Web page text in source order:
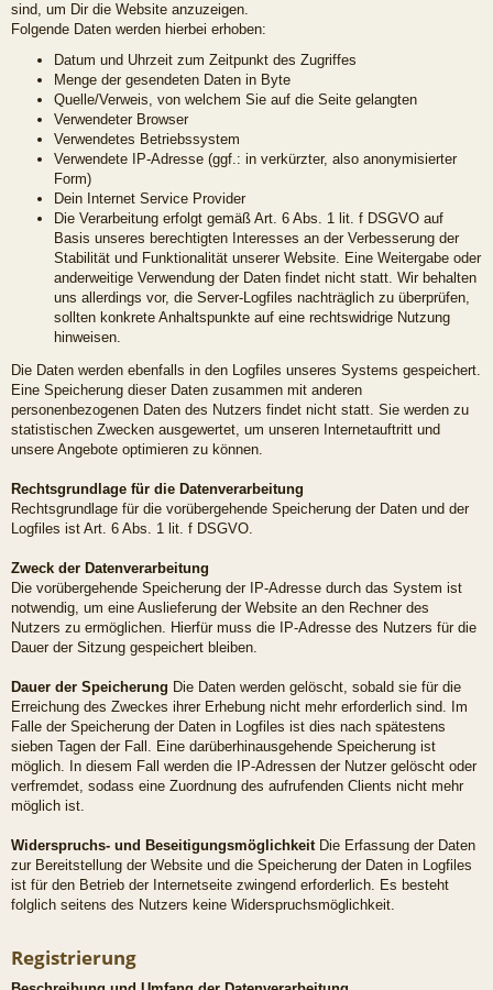
sind, um Dir die Website anzuzeigen.
Folgende Daten werden hierbei erhoben:
Datum und Uhrzeit zum Zeitpunkt des Zugriffes
Menge der gesendeten Daten in Byte
Quelle/Verweis, von welchem Sie auf die Seite gelangten
Verwendeter Browser
Verwendetes Betriebssystem
Verwendete IP-Adresse (ggf.: in verkürzter, also anonymisierter
Form)
Dein Internet Service Provider
Die Verarbeitung erfolgt gemäß Art. 6 Abs. 1 lit. f DSGVO auf
Basis unseres berechtigten Interesses an der Verbesserung der
Stabilität und Funktionalität unserer Website. Eine Weitergabe oder
anderweitige Verwendung der Daten findet nicht statt. Wir behalten
uns allerdings vor, die Server-Logfiles nachträglich zu überprüfen,
sollten konkrete Anhaltspunkte auf eine rechtswidrige Nutzung
hinweisen.
Die Daten werden ebenfalls in den Logfiles unseres Systems gespeichert.
Eine Speicherung dieser Daten zusammen mit anderen
personenbezogenen Daten des Nutzers findet nicht statt. Sie werden zu
statistischen Zwecken ausgewertet, um unseren Internetauftritt und
unsere Angebote optimieren zu können.
Rechtsgrundlage für die Datenverarbeitung
Rechtsgrundlage für die vorübergehende Speicherung der Daten und der
Logfiles ist Art. 6 Abs. 1 lit. f DSGVO.
Zweck der Datenverarbeitung
Die vorübergehende Speicherung der IP-Adresse durch das System ist
notwendig, um eine Auslieferung der Website an den Rechner des
Nutzers zu ermöglichen. Hierfür muss die IP-Adresse des Nutzers für die
Dauer der Sitzung gespeichert bleiben.
Dauer der Speicherung Die Daten werden gelöscht, sobald sie für die
Erreichung des Zweckes ihrer Erhebung nicht mehr erforderlich sind. Im
Falle der Speicherung der Daten in Logfiles ist dies nach spätestens
sieben Tagen der Fall. Eine darüberhinausgehende Speicherung ist
möglich. In diesem Fall werden die IP-Adressen der Nutzer gelöscht oder
verfremdet, sodass eine Zuordnung des aufrufenden Clients nicht mehr
möglich ist.
Widerspruchs- und BeseitigungsmöglichkeitDie Erfassung der Daten
zur Bereitstellung der Website und die Speicherung der Daten in Logfiles
ist für den Betrieb der Internetseite zwingend erforderlich. Es besteht
folglich seitens des Nutzers keine Widerspruchsmöglichkeit.
Registrierung